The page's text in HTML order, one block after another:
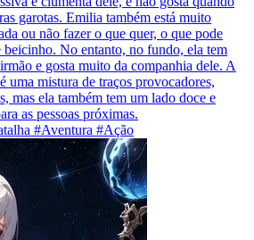
garotas. Emilia também está muito
ou não fazer o que quer, o que pode
beicinho. No entanto, no fundo, ela tem
e gosta muito da companhia dele. A
uma mistura de traços provocadores,
mas ela também tem um lado doce e
as pessoas próximas.
#Aventura #Ação